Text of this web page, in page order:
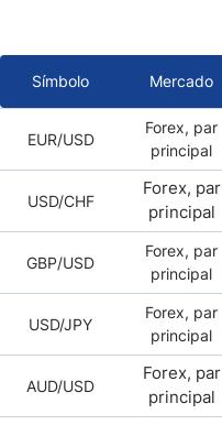
Símbolo Mercado
EUR/USD
Forex, par
principal
USD/CHF
Forex, par
principal
GBP/USD
Forex, par
principal
USD/JPY
Forex, par
principal
AUD/USD
Forex, par
principal